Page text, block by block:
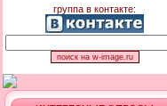
группа в контакте: